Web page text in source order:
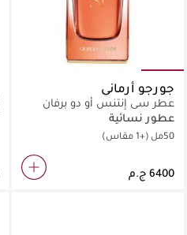
جورجو أرماني
عطر سي إنتنس أو دو برفان
عطور نسائية
50مل (+1 مقاس)